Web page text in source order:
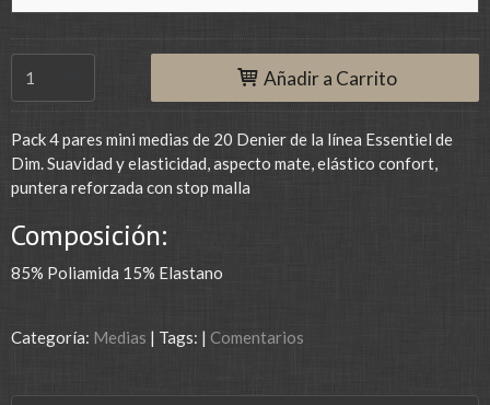
Añadir a Carrito
Pack 4 pares mini medias de 20 Denier de la línea Essentiel de
Dim. Suavidad y elasticidad, aspecto mate, elástico confort,
puntera reforzada con stop malla
Composición:
85% Poliamida 15% Elastano
Categoría: Medias | Tags: | Comentarios